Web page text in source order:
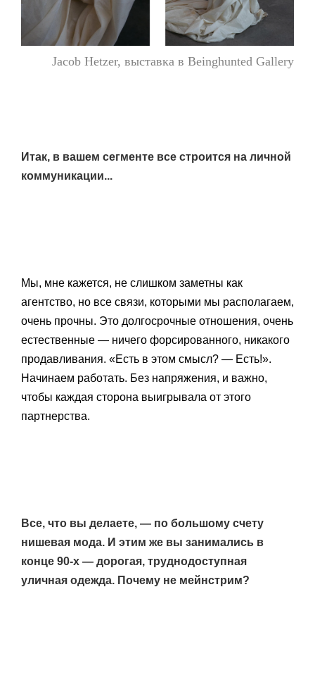
Jacob Hetzer, выставка в Beinghunted Gallery
Итак, в вашем сегменте все строится на личной
коммуникации...
Мы, мне кажется, не слишком заметны как
агентство, но все связи, которыми мы располагаем,
очень прочны. Это долгосрочные отношения, очень
естественные — ничего форсированного, никакого
продавливания. «Есть в этом смысл? — Есть!».
Начинаем работать. Без напряжения, и важно,
чтобы каждая сторона выигрывала от этого
партнерства.
Все, что вы делаете, — по большому счету
нишевая мода. И этим же вы занимались в
конце 90-х — дорогая, труднодоступная
уличная одежда. Почему не мейнстрим?